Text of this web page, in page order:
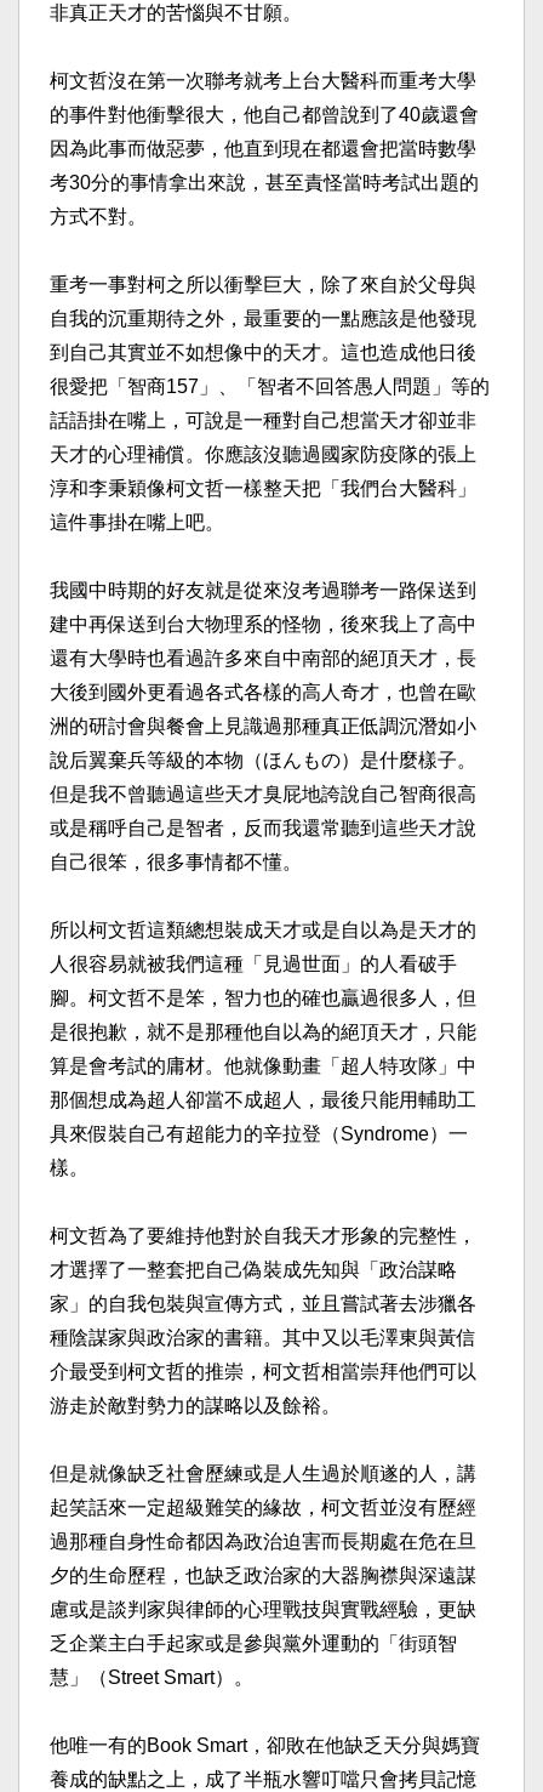
非真正天才的苦惱與不甘願。​
柯文哲沒在第一次聯考就考上台大醫科而重考大學
的事件對他衝擊很大，他自己都曾說到了40歲還會
因為此事而做惡夢，他直到現在都還會把當時數學
考30分的事情拿出來說，甚至責怪當時考試出題的
方式不對。​
重考一事對柯之所以衝擊巨大，除了來自於父母與
自我的沉重期待之外，最重要的一點應該是他發現
到自己其實並不如想像中的天才。這也造成他日後
很愛把「智商157」、「智者不回答愚人問題」等的
話語掛在嘴上，可說是一種對自己想當天才卻並非
天才的心理補償。你應該沒聽過國家防疫隊的張上
淳和李秉穎像柯文哲一樣整天把「我們台大醫科」
這件事掛在嘴上吧。​
我國中時期的好友就是從來沒考過聯考一路保送到
建中再保送到台大物理系的怪物，後來我上了高中
還有大學時也看過許多來自中南部的絕頂天才，長
大後到國外更看過各式各樣的高人奇才，也曾在歐
洲的研討會與餐會上見識過那種真正低調沉潛如小
說后翼棄兵等級的本物（ほんもの）是什麼樣子。
但是我不曾聽過這些天才臭屁地誇說自己智商很高
或是稱呼自己是智者，反而我還常聽到這些天才說
自己很笨，很多事情都不懂。​
所以柯文哲這類總想裝成天才或是自以為是天才的
人很容易就被我們這種「見過世面」的人看破手
腳。柯文哲不是笨，智力也的確也贏過很多人，但
是很抱歉，就不是那種他自以為的絕頂天才，只能
算是會考試的庸材。他就像動畫「超人特攻隊」中
那個想成為超人卻當不成超人，最後只能用輔助工
具來假裝自己有超能力的辛拉登（Syndrome）一
樣。​
柯文哲為了要維持他對於自我天才形象的完整性，
才選擇了一整套把自己偽裝成先知與「政治謀略
家」的自我包裝與宣傳方式，並且嘗試著去涉獵各
種陰謀家與政治家的書籍。其中又以毛澤東與黃信
介最受到柯文哲的推崇，柯文哲相當崇拜他們可以
游走於敵對勢力的謀略以及餘裕。​
但是就像缺乏社會歷練或是人生過於順遂的人，講
起笑話來一定超級難笑的緣故，柯文哲並沒有歷經
過那種自身性命都因為政治迫害而長期處在危在旦
夕的生命歷程，也缺乏政治家的大器胸襟與深遠謀
慮或是談判家與律師的心理戰技與實戰經驗，更缺
乏企業主白手起家或是參與黨外運動的「街頭智
慧」（Street Smart）。​
他唯一有的Book Smart，卻敗在他缺乏天分與媽寶
養成的缺點之上，成了半瓶水響叮噹只會拷貝記憶